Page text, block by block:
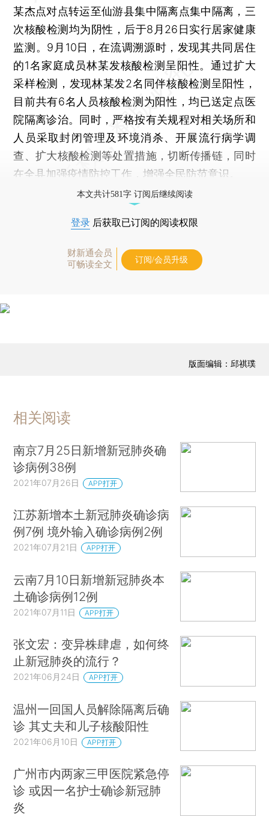
某杰点对点转运至仙游县集中隔离点集中隔离，三
次核酸检测均为阴性，后于8月26日实行居家健康
监测。9月10日，在流调溯源时，发现其共同居住
的1名家庭成员林某发核酸检测呈阳性。通过扩大
采样检测，发现林某发2名同伴核酸检测呈阳性，
目前共有6名人员核酸检测为阳性，均已送定点医
院隔离诊治。同时，严格按有关规程对相关场所和
人员采取封闭管理及环境消杀、开展流行病学调
查、扩大核酸检测等处置措施，切断传播链，同时
在全县加强疫情防控工作，增强全民防范意识。
本文共计581字 订阅后继续阅读
登录 后获取已订阅的阅读权限
财新通会员
可畅读全文
订阅/会员升级
版面编辑：邱祺璞
相关阅读
南京7月25日新增新冠肺炎确
诊病例38例
2021年07月26日 APP打开
江苏新增本土新冠肺炎确诊病
例7例 境外输入确诊病例2例
2021年07月21日 APP打开
云南7月10日新增新冠肺炎本
土确诊病例12例
2021年07月11日 APP打开
张文宏：变异株肆虐，如何终
止新冠肺炎的流行？
2021年06月24日 APP打开
温州一回国人员解除隔离后确
诊 其丈夫和儿子核酸阳性
2021年06月10日 APP打开
广州市内两家三甲医院紧急停
诊 或因一名护士确诊新冠肺
炎